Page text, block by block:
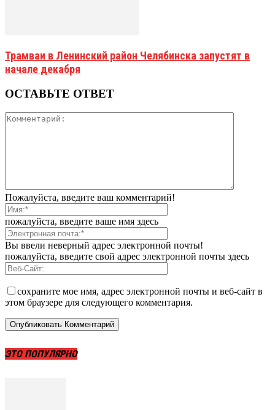
Трамваи в Ленинский район Челябинска запустят в
начале декабря
ОСТАВЬТЕ ОТВЕТ
Пожалуйста, введите ваш комментарий!
пожалуйста, введите ваше имя здесь
Вы ввели неверный адрес электронной почты!
пожалуйста, введите свой адрес электронной почты здесь
сохраните мое имя, адрес электронной почты и веб-сайт в
этом браузере для следующего комментария.
ЭТО ПОПУЛЯРНО